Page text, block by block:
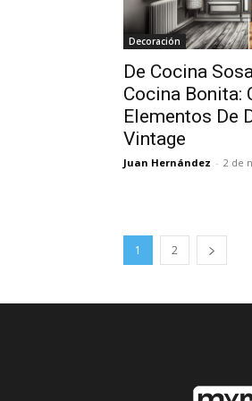
Decoración
De Cocina
Cocina Bonita:
Elementos De
Vintage
Juan Hernández - 2 de
1 2